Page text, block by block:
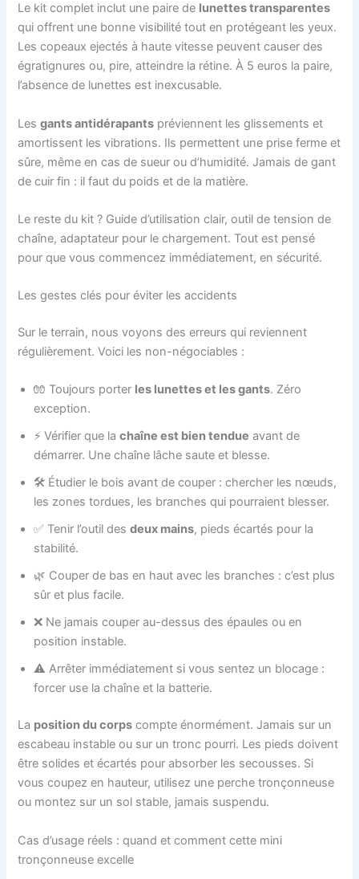
Le kit complet inclut une paire de lunettes transparentes
qui offrent une bonne visibilité tout en protégeant les yeux.
Les copeaux ejectés à haute vitesse peuvent causer des
égratignures ou, pire, atteindre la rétine. À 5 euros la paire,
l’absence de lunettes est inexcusable.
Lesgants antidérapants préviennent les glissements et
amortissent les vibrations. Ils permettent une prise ferme et
sûre, même en cas de sueur ou d’humidité. Jamais de gant
de cuir fin : il faut du poids et de la matière.
Le reste du kit ? Guide d’utilisation clair, outil de tension de
chaîne, adaptateur pour le chargement. Tout est pensé
pour que vous commencez immédiatement, en sécurité.
Les gestes clés pour éviter les accidents
Sur le terrain, nous voyons des erreurs qui reviennent
régulièrement. Voici les non-négociables :
🧤 Toujours porter les lunettes et les gants. Zéro
exception.
⚡ Vérifier que lachaîne est bien tendue avant de
démarrer. Une chaîne lâche saute et blesse.
🛠️ Étudier le bois avant de couper : chercher les nœuds,
les zones tordues, les branches qui pourraient blesser.
✅ Tenir l’outil desdeux mains, pieds écartés pour la
stabilité.
🌿 Couper de bas en haut avec les branches : c’est plus
sûr et plus facile.
❌ Ne jamais couper au-dessus des épaules ou en
position instable.
⚠️ Arrêter immédiatement si vous sentez un blocage :
forcer use la chaîne et la batterie.
La position du corps compte énormément. Jamais sur un
escabeau instable ou sur un tronc pourri. Les pieds doivent
être solides et écartés pour absorber les secousses. Si
vous coupez en hauteur, utilisez une perche tronçonneuse
ou montez sur un sol stable, jamais suspendu.
Cas d’usage réels : quand et comment cette mini
tronçonneuse excelle